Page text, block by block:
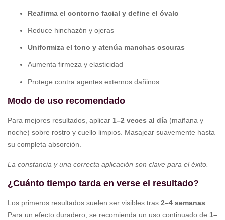
Reafirma el contorno facial y define el óvalo
Reduce hinchazón y ojeras
Uniformiza el tono y atenúa manchas oscuras
Aumenta firmeza y elasticidad
Protege contra agentes externos dañinos
Modo de uso recomendado
Para mejores resultados, aplicar 1–2 veces al día (mañana y
noche) sobre rostro y cuello limpios. Masajear suavemente hasta
su completa absorción.
La constancia y una correcta aplicación son clave para el éxito.
¿Cuánto tiempo tarda en verse el resultado?
Los primeros resultados suelen ser visibles tras 2–4 semanas
Para un efecto duradero, se recomienda un uso continuado de 1–